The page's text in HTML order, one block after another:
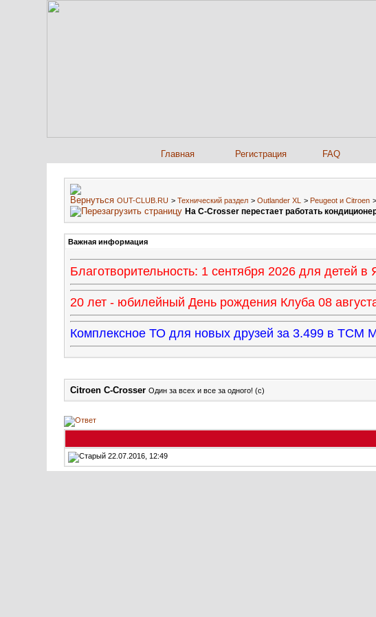
Главная Регистрация FAQ
OUT-CLUB.RU > Технический раздел > Outlander XL > Peugeot и Citroen >
На C-Crosser перестает работать
Важная информация
Благотворительность: 1 сентября 2026 для
20 лет - юбилейный День рождения Клуба 08
Комплексное ТО для новых друзей за 3.499 в
Citroen C-Crosser Один за всех и все за одного! (с)
22.07.2016, 12:49